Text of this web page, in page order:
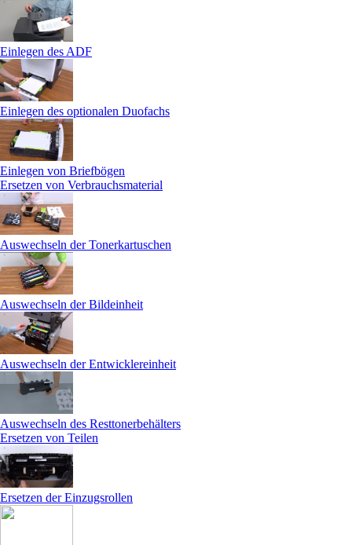
Einlegen des ADF
Einlegen des optionalen Duofachs
Einlegen von Briefbögen
Ersetzen von Verbrauchsmaterial
Auswechseln der Tonerkartuschen
Auswechseln der Bildeinheit
Auswechseln der Entwicklereinheit
Auswechseln des Resttonerbehälters
Ersetzen von Teilen
Ersetzen der Einzugsrollen